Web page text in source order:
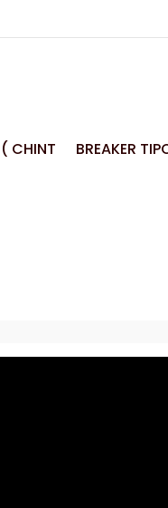
( CHINT LEER MÁS
BREAKER